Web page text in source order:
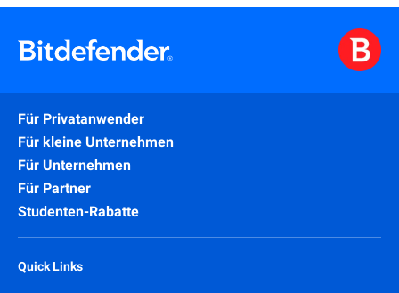
Für Privatanwender
Für kleine Unternehmen
Für Unternehmen
Für Partner
Studenten-Rabatte
Quick Links